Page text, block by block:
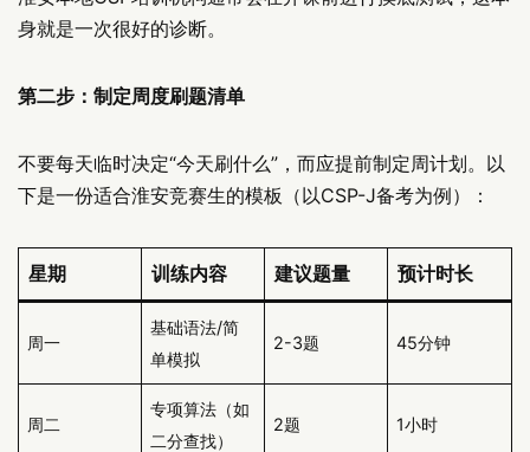
身就是一次很好的诊断。
第二步：制定周度刷题清单
不要每天临时决定“今天刷什么”，而应提前制定周计划。以
下是一份适合淮安竞赛生的模板（以CSP-J备考为例）：
星期 训练内容 建议题量 预计时长
周一
基础语法/简
单模拟
2-3题 45分钟
周二
专项算法（如
二分查找）
2题 1小时